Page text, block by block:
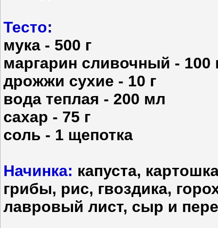
Тесто:
мука - 500 г
маргарин сливочный - 100
дрожжи сухие - 10 г
вода теплая - 200 мл
сахар - 75 г
соль - 1 щепотка
Начинка: капуста,
грибы, рис, гвоздика,
лавровый лист, сыр и